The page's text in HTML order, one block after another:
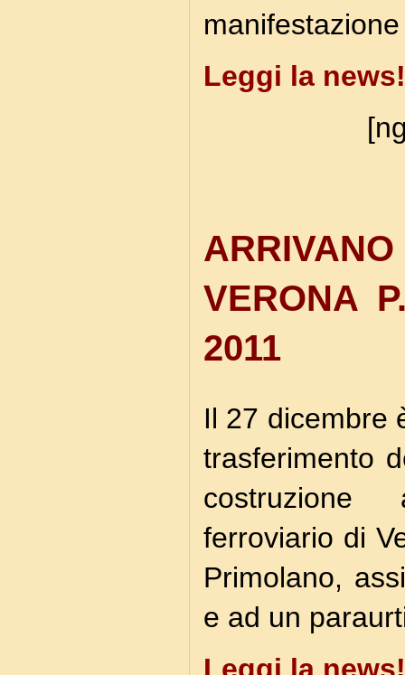
Leggi la news!
VERONA
2011
Il 27 dicembre
trasferimento
costruzione
ferroviario di
Primolano,
e ad un